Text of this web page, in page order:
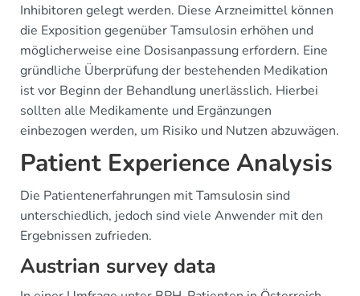
Inhibitoren gelegt werden. Diese Arzneimittel können
die Exposition gegenüber Tamsulosin erhöhen und
möglicherweise eine Dosisanpassung erfordern. Eine
gründliche Überprüfung der bestehenden Medikation
ist vor Beginn der Behandlung unerlässlich. Hierbei
sollten alle Medikamente und Ergänzungen
einbezogen werden, um Risiko und Nutzen abzuwägen.
Patient Experience Analysis
Die Patientenerfahrungen mit Tamsulosin sind
unterschiedlich, jedoch sind viele Anwender mit den
Ergebnissen zufrieden.
Austrian survey data